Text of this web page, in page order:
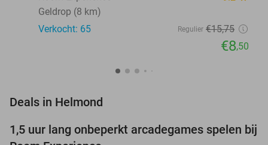
Geldrop (8 km)
Verkocht: 65
Regulier €15,75
€8,50
Deals in Helmond
46%
1,5 uur lang onbeperkt arcadegames spelen bij